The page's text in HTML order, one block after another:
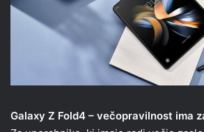
Galaxy Z Fold4 – večopravilnost ima